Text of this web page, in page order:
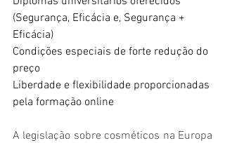
(Segurança, Eficácia e, Segurança +
Eficácia)
Condições especiais de forte redução do
preço
Liberdade e flexibilidade proporcionadas
pela formação online
A legislação sobre cosméticos na Europa